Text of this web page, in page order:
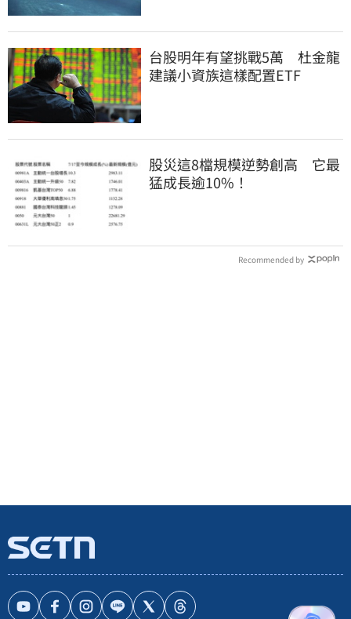
台股明年有望挑戰5萬 杜金龍
建議小資族這樣配置ETF
股災這8檔規模逆勢創高 它最
猛成長逾10%！
Recommended by